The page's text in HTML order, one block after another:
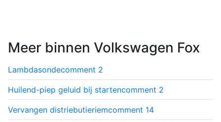
Meer binnen Volkswagen Fox
Lambdasondecomment 2
Huilend-piep geluid bij startencomment 2
Vervangen distriebutieriemcomment 14